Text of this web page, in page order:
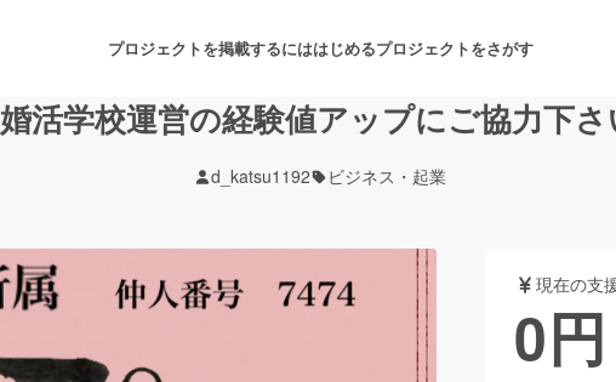
プロジェクトを掲載するにははじめるプロジェクトをさがす
舞台・パフォーマンス
ゲーム・サービス開発 フード・飲食店
婚活学校運営の経験値アップにご協力下さ
d_katsu1192 ビジネス・起業
現在の支
0円